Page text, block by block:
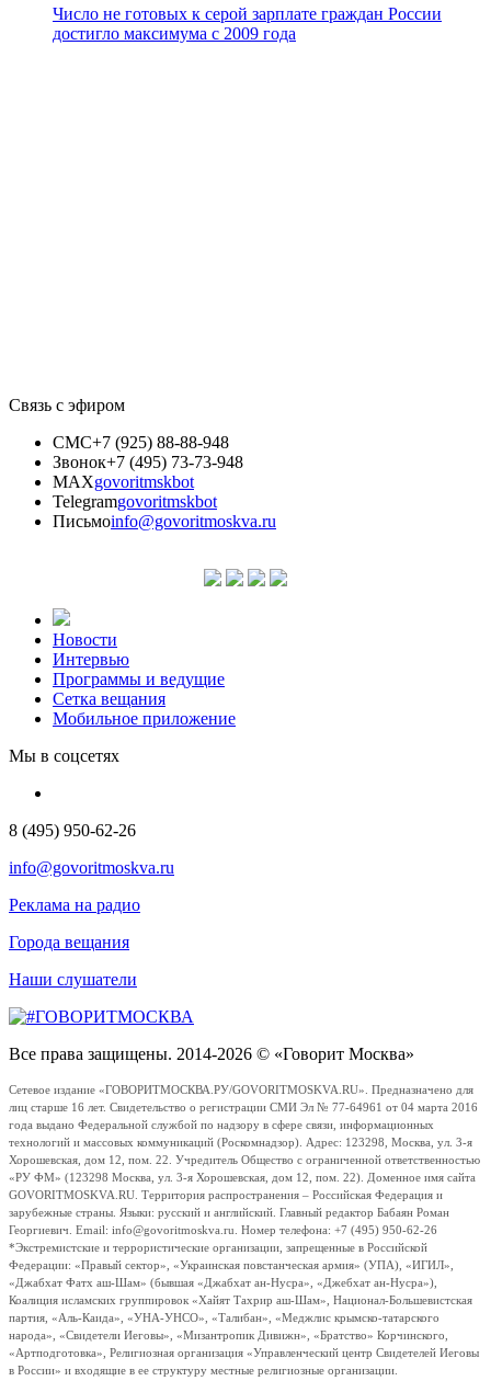
Число не готовых к серой зарплате граждан России
достигло максимума с 2009 года
Связь с эфиром
СМС+7 (925) 88-88-948
Звонок+7 (495) 73-73-948
MAXgovoritmskbot
Telegramgovoritmskbot
Письмоinfo@govoritmoskva.ru
Новости
Интервью
Программы и ведущие
Сетка вещания
Мобильное приложение
Мы в соцсетях
8 (495) 950-62-26
info@govoritmoskva.ru
Реклама на радио
Города вещания
Наши слушатели
Все права защищены. 2014-2026 © «Говорит Москва»
Сетевое издание «ГОВОРИТМОСКВА.РУ/GOVORITMOSKVA.RU». Предназначено для
лиц старше 16 лет. Свидетельство о регистрации СМИ Эл № 77-64961 от 04 марта 2016
года выдано Федеральной службой по надзору в сфере связи, информационных
технологий и массовых коммуникаций (Роскомнадзор). Адрес: 123298, Москва, ул. 3-я
Хорошевская, дом 12, пом. 22. Учредитель Общество с ограниченной ответственностью
«РУ ФМ» (123298 Москва, ул. 3-я Хорошевская, дом 12, пом. 22). Доменное имя сайта
GOVORITMOSKVA.RU. Территория распространения – Российская Федерация и
зарубежные страны. Языки: русский и английский. Главный редактор Бабаян Роман
Георгиевич. Email: info@govoritmoskva.ru. Номер телефона: +7 (495) 950-62-26
*Экстремистские и террористические организации, запрещенные в Российской
Федерации: «Правый сектор», «Украинская повстанческая армия» (УПА), «ИГИЛ»,
«Джабхат Фатх аш-Шам» (бывшая «Джабхат ан-Нусра», «Джебхат ан-Нусра»),
Коалиция исламских группировок «Хайят Тахрир аш-Шам», Национал-Большевистская
партия, «Аль-Каида», «УНА-УНСО», «Талибан», «Меджлис крымско-татарского
народа», «Свидетели Иеговы», «Мизантропик Дивижн», «Братство» Корчинского,
«Артподготовка», Религиозная организация «Управленческий центр Свидетелей Иеговы
в России» и входящие в ее структуру местные религиозные организации.